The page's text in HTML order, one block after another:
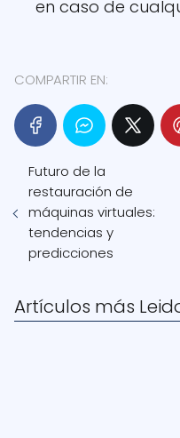
en caso de
COMPARTIR EN:
Futuro de la
restauración de
máquinas virtuales:
tendencias y
predicciones
Artículos más